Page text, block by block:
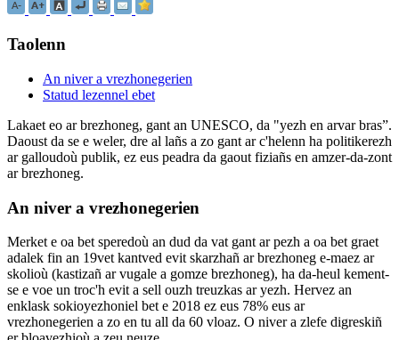
Taolenn
An niver a vrezhonegerien
Statud lezennel ebet
Lakaet eo ar brezhoneg, gant an UNESCO, da "yezh en arvar bras”.
Daoust da se e weler, dre al lañs a zo gant ar c'helenn ha politikerezh
ar galloudoù publik, ez eus peadra da gaout fiziañs en amzer-da-zont
ar brezhoneg.
An niver a vrezhonegerien
Merket e oa bet speredoù an dud da vat gant ar pezh a oa bet graet
adalek fin an 19vet kantved evit skarzhañ ar brezhoneg e-maez ar
skolioù (kastizañ ar vugale a gomze brezhoneg), ha da-heul kement-
se e voe un troc'h evit a sell ouzh treuzkas ar yezh. Hervez an
enklask sokioyezhoniel bet e 2018 ez eus 78% eus ar
vrezhonegerien a zo en tu all da 60 vloaz. O niver a zlefe digreskiñ